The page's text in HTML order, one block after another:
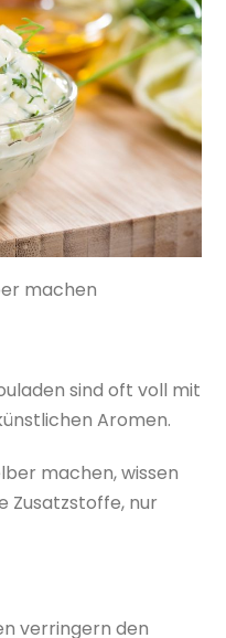
machen
sind oft voll mit
Aromen.
machen, wissen
Zusatzstoffe, nur
verringern den